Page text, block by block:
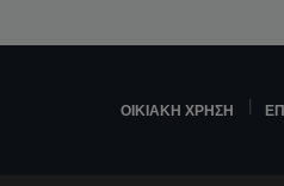
ΟΙΚΙΑΚΉ ΧΡΉΣΗ